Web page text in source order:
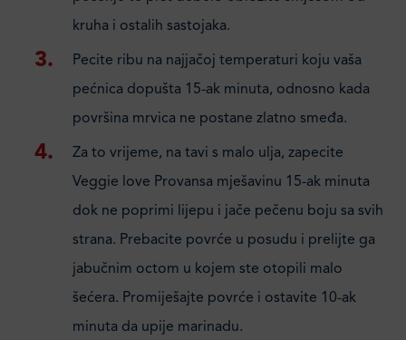
kruha i ostalih sastojaka.
Pecite ribu na najjačoj temperaturi koju vaša
pećnica dopušta 15-ak minuta, odnosno kada
površina mrvica ne postane zlatno smeđa.
Za to vrijeme, na tavi s malo ulja, zapecite
Veggie love Provansa mješavinu 15-ak minuta
dok ne poprimi lijepu i jače pečenu boju sa svih
strana. Prebacite povrće u posudu i prelijte ga
jabučnim octom u kojem ste otopili malo
šećera. Promiješajte povrće i ostavite 10-ak
minuta da upije marinadu.